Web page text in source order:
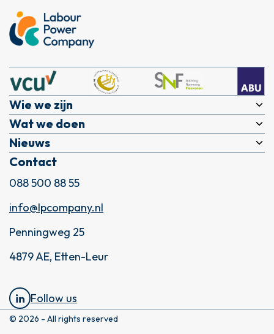
Wie we zijn
Over ons
DNA
Werken bij
Sluit je aan bij LPC
Contact
Wat we doen
Expertises
LPC Academy
LPC Recruitment
Nieuws
Actueel
Contact
088 500 88 55
info@lpcompany.nl
Penningweg 25
4879 AE, Etten-Leur
Follow us
© 2026 - All rights reserved